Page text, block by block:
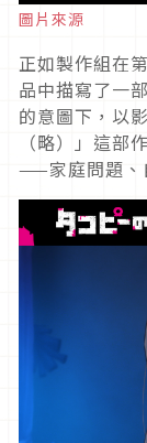
圖片來源
正如製作組在
品中描寫了一
的意圖下，以
（略）」這部
——家庭問題、